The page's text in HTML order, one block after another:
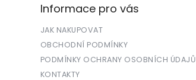
Informace pro vás
JAK NAKUPOVAT
OBCHODNÍ PODMÍNKY
PODMÍNKY OCHRANY OSOBNÍCH ÚDAJŮ
KONTAKTY